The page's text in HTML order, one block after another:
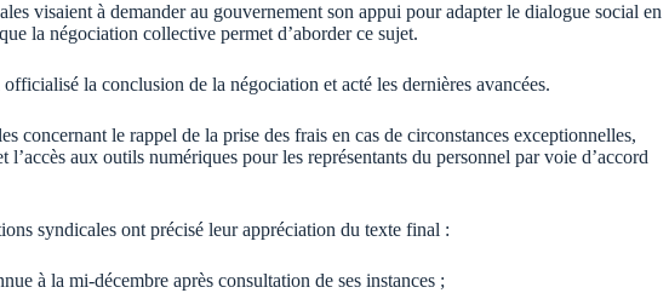
visaient à demander au gouvernement son appui pour adapter le dialogue social en
la négociation collective permet d’aborder ce sujet.
la conclusion de la négociation et acté les dernières avancées.
concernant le rappel de la prise des frais en cas de circonstances exceptionnelles,
aux outils numériques pour les représentants du personnel par voie d’accord
syndicales ont précisé leur appréciation du texte final :
à la mi-décembre après consultation de ses instances ;